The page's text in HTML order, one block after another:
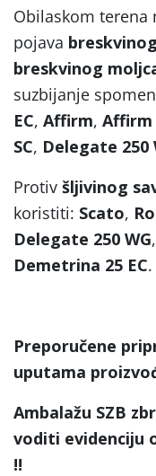
Obilaskom terena
pojava
breskvinog
suzbijanje
EC, Affirm,
SC, Delegate 250
Protiv šljivinog
koristiti: Scato,
Delegate 250 WG,
Demetrina 25 EC.
Preporučene
uputama
Ambalažu SZB
voditi evidenciju
!!